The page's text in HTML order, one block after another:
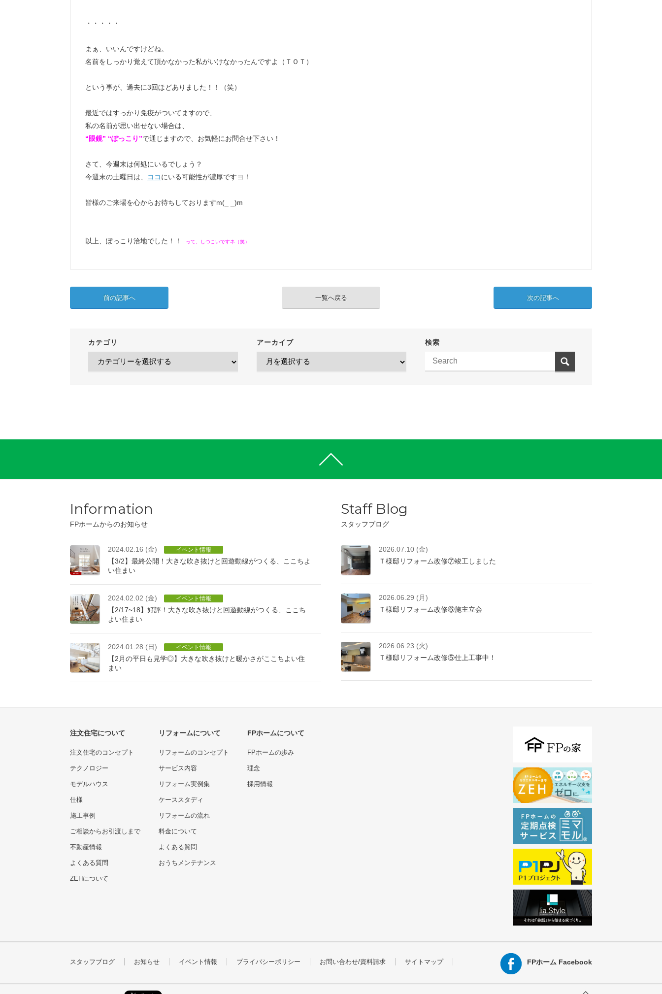
・・・・・
まぁ、いいんですけどね。
名前をしっかり覚えて頂かなかった私がいけなかったんですよ（ＴＯＴ）
という事が、過去に3回ほどありました！！（笑）
最近ではすっかり免疫がついてますので、
私の名前が思い出せない場合は、
“眼鏡” “ぽっこり”で通じますので、お気軽にお問合せ下さい！
さて、今週末は何処にいるでしょう？
今週末の土曜日は、
ココにいる可能性が濃厚ですヨ！
皆様のご来場を心からお待ちしておりますm(_ _)m
以上、ぽっこり洽地でした！！ って、しつこいですネ（笑）
前の記事へ 次の記事へ
一覧へ戻る
カテゴリ アーカイブ 検索
Information
FPホームからのお知らせ
2024.02.16 (金) イベント情報
【3/2】最終公開！大きな吹き抜けと回遊動線がつくる、ここちよ
い住まい
2024.02.02 (金) イベント情報
【2/17~18】好評！大きな吹き抜けと回遊動線がつくる、ここち
よい住まい
2024.01.28 (日) イベント情報
【2月の平日も見学◎】大きな吹き抜けと暖かさがここちよい住
まい
Staff Blog
スタッフブログ
2026.07.10 (金)
Ｔ様邸リフォーム改修⑦竣工しました
2026.06.29 (月)
Ｔ様邸リフォーム改修⑥施主立会
2026.06.23 (火)
Ｔ様邸リフォーム改修⑤仕上工事中！
注文住宅について
注文住宅のコンセプト
テクノロジー
モデルハウス
仕様
施工事例
ご相談からお引渡しまで
不動産情報
よくある質問
ZEHについて
リフォームについて
リフォームのコンセプト
サービス内容
リフォーム実例集
ケーススタディ
リフォームの流れ
料金について
よくある質問
おうちメンテナンス
FPホームについて
FPホームの歩み
理念
採用情報
スタッフブログ お知らせ イベント情報 プライバシーポリシー お問い合わせ/資料請求 サイトマップ FPホーム Facebook